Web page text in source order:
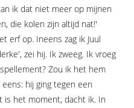
ik dat niet meer op mijnen
die kolen zijn altijd nat!'
erf op. Ineens zag ik Juul
zei hij. Ik zweeg. Ik vroeg
Zou ik het hem
hij ging tegen een
is het moment, dacht ik. In